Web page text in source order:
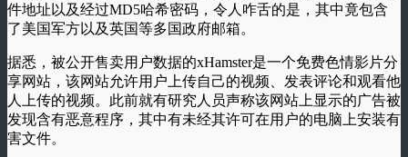
件地址以及经过MD5哈希密码，令人咋舌的是，其中竟包含
了美国军方以及英国等多国政府邮箱。
据悉，被公开售卖用户数据的xHamster是一个免费色情影片分
享网站，该网站允许用户上传自己的视频、发表评论和观看他
人上传的视频。此前就有研究人员声称该网站上显示的广告被
发现含有恶意程序，其中有未经其许可在用户的电脑上安装有
害文件。